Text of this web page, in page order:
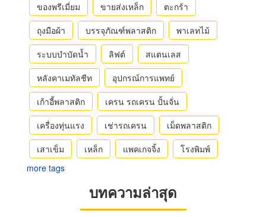
ของพรีเมี่ยม ขายส่งเหล็ก
ตะกร้า
ถุงมือผ้า
บรรจุภัณฑ์พลาสติก
พาเลทไม้
ระบบบำบัดน้ำ
ลิฟต์
สแตนเลส
หลังคาเมทัลชีท
อุปกรณ์การแพทย์
เก้าอี้พลาสติก
เครน รถเครน ปั้นจั่น
เครื่องทุ่นแรง
เช่ารถเครน
เม็ดพลาสติก
เสาเข็ม
เหล็ก แพคเกจจิ้ง
โรงพิมพ์
more tags
บทความล่าสุด